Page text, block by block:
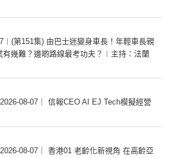
第151集) 由巴士迷變身車長！年輕車長親
幾難？邊啲路線最考功夫？︱主持：法蘭
08-07｜ 信報CEO AI EJ Tech模擬經營
08-07｜ 香港01 老齡化新視角 在高齡亞